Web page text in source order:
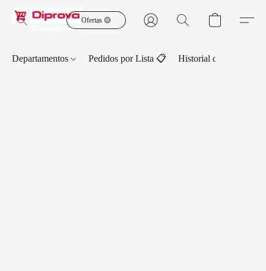
Ofertas 🟡
Departamentos Pedidos por Lista 📋 Historial de Pedidos